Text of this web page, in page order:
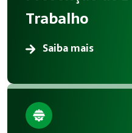
Trabalho
Saiba mais